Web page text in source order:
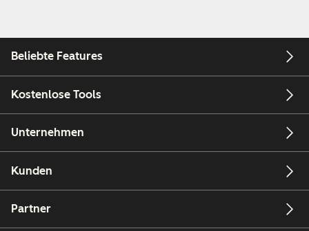
Beliebte Features
Kostenlose Tools
Unternehmen
Kunden
Partner